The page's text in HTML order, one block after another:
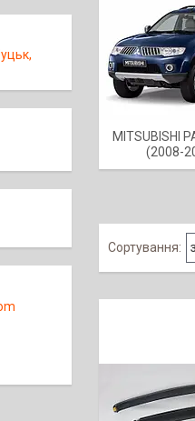
MITSUBISHI
(2008-